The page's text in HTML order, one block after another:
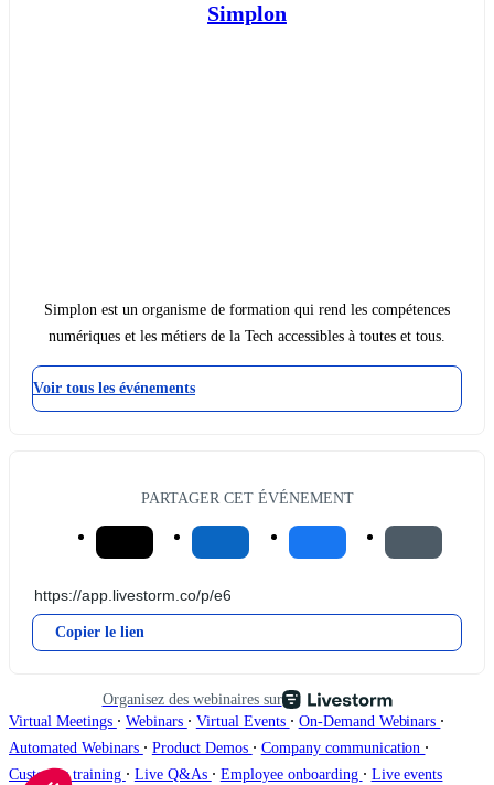
Simplon
Simplon est un organisme de formation qui rend les compétences
numériques et les métiers de la Tech accessibles à toutes et tous.
Voir tous les événements
PARTAGER CET ÉVÉNEMENT
Copier le lien
Organisez des webinaires sur
Virtual Meetings ∙ Webinars ∙ Virtual Events ∙ On-Demand Webinars ∙
Automated Webinars ∙ Product Demos ∙ Company communication ∙
Customer training ∙ Live Q&As ∙ Employee onboarding ∙ Live events